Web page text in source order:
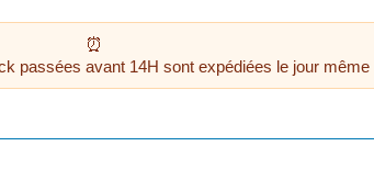
passées avant 14H sont expédiées le jour